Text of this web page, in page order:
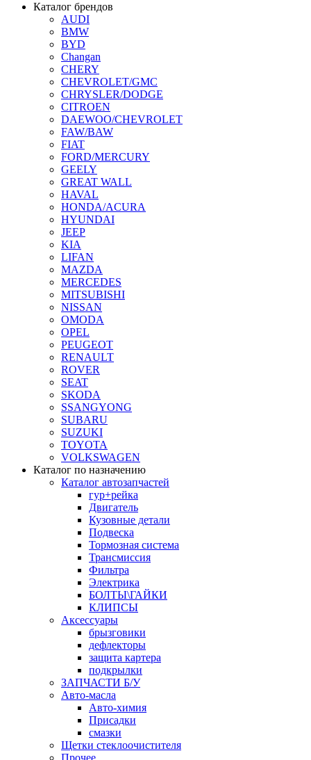
Каталог брендов
AUDI
BMW
BYD
Changan
CHERY
CHEVROLET/GMC
CHRYSLER/DODGE
CITROEN
DAEWOO/CHEVROLET
FAW/BAW
FIAT
FORD/MERCURY
GEELY
GREAT WALL
HAVAL
HONDA/ACURA
HYUNDAI
JEEP
KIA
LIFAN
MAZDA
MERCEDES
MITSUBISHI
NISSAN
OMODA
OPEL
PEUGEOT
RENAULT
ROVER
SEAT
SKODA
SSANGYONG
SUBARU
SUZUKI
TOYOTA
VOLKSWAGEN
Каталог по назначению
Каталог автозапчастей
гур+рейка
Двигатель
Кузовные детали
Подвеска
Тормозная система
Трансмиссия
Фильтра
Электрика
БОЛТЫ\ГАЙКИ
КЛИПСЫ
Аксессуары
брызговики
дефлекторы
защита картера
подкрылки
ЗАПЧАСТИ Б/У
Авто-масла
Авто-химия
Присадки
смазки
Щетки стеклоочистителя
Прочее